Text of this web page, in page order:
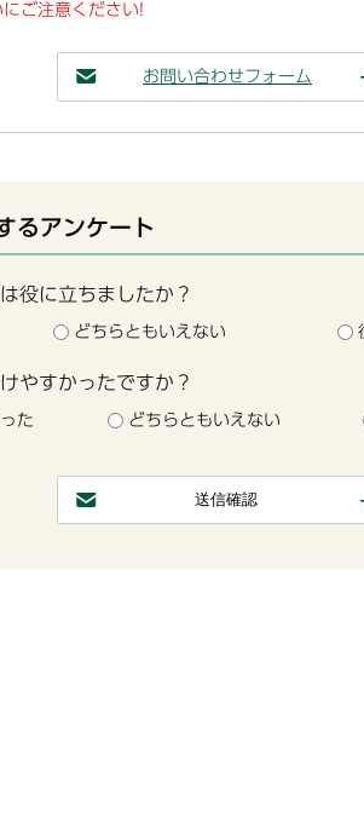
ご注意ください!
お問い合わせフォーム
るアンケート
役に立ちましたか？
どちらともいえない
やすかったですか？
た どちらともいえない